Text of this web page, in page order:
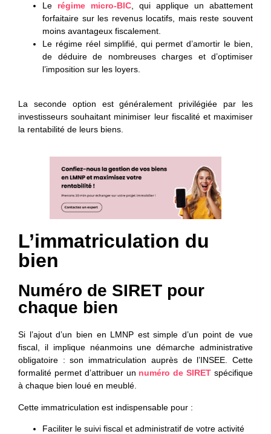
Le régime micro-BIC, qui applique un abattement
forfaitaire sur les revenus locatifs, mais reste souvent
moins avantageux fiscalement.
Le régime réel simplifié, qui permet d’amortir le bien,
de déduire de nombreuses charges et d’optimiser
l’imposition sur les loyers.
La seconde option est généralement privilégiée par les
investisseurs souhaitant minimiser leur fiscalité et maximiser
la rentabilité de leurs biens.
L’immatriculation du
bien
Numéro de SIRET pour
chaque bien
Si l’ajout d’un bien en LMNP est simple d’un point de vue
fiscal, il implique néanmoins unedémarche administrative
obligatoire : son immatriculation auprès de l’INSEE. Cette
formalité permet d’attribuer un numéro de SIRET spécifique
à chaque bien loué en meublé.
Cette immatriculation est indispensable pour :
Faciliter le suivi fiscal et administratif de votre activité